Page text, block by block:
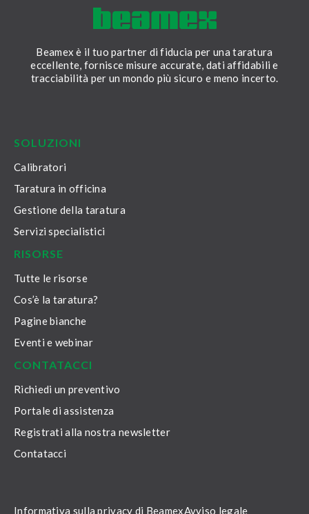
Beamex è il tuo partner di fiducia per una taratura
eccellente, fornisce misure accurate, dati affidabili e
tracciabilità per un mondo più sicuro e meno incerto.
SOLUZIONI
Calibratori
Taratura in officina
Gestione della taratura
Servizi specialistici
RISORSE
Tutte le risorse
Cos’è la taratura?
Pagine bianche
Eventi e webinar
CONTATACCI
Richiedi un preventivo
Portale di assistenza
Registrati alla nostra newsletter
Contatacci
Informativa sulla privacy di BeamexAvviso legale